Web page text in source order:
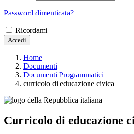
Password dimenticata?
Ricordami
Accedi
Home
Documenti
Documenti Programmatici
curricolo di educazione civica
Curricolo di educazione